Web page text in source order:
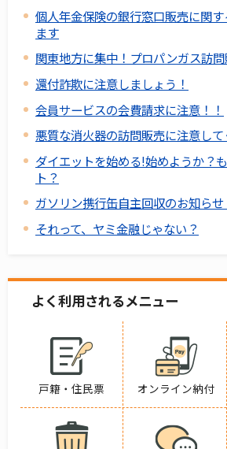
個人年金保険の銀行窓口販売に関
ます
関東地方に集中！プロパンガス訪
還付詐欺に注意しましょう！
会員サービスの会費請求に注意！！
悪質な消火器の訪問販売に注意し
ダイエットを始める!始めようか？
ト？
ガソリン携行缶自主回収のお知らせ
それって、ヤミ金融じゃない？
よく利用されるメニュー
戸籍・住民票 オンライン納付